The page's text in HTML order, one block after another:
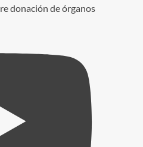
donación de órganos